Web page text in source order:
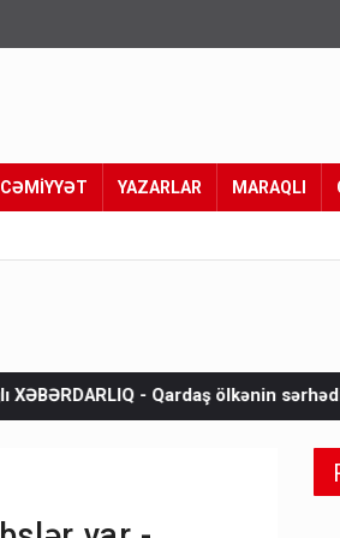
CƏMİYYƏT YAZARLAR MARAQLI
Qardaş ölkənin sərhədinə çatır